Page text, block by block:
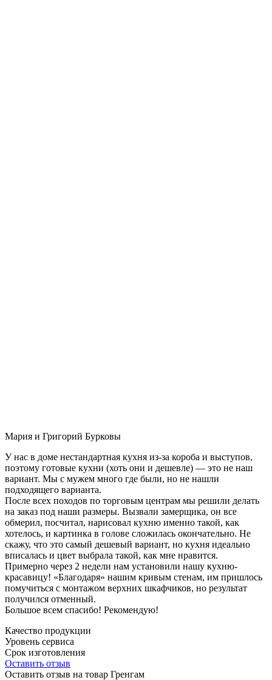
Мария и Григорий Бурковы
У нас в доме нестандартная кухня из-за короба и выступов,
поэтому готовые кухни (хоть они и дешевле) — это не наш
вариант. Мы с мужем много где были, но не нашли
подходящего варианта.
После всех походов по торговым центрам мы решили делать
на заказ под наши размеры. Вызвали замерщика, он все
обмерил, посчитал, нарисовал кухню именно такой, как
хотелось, и картинка в голове сложилась окончательно. Не
скажу, что это самый дешевый вариант, но кухня идеально
вписалась и цвет выбрала такой, как мне нравится.
Примерно через 2 недели нам установили нашу кухню-
красавицу! «Благодаря» нашим кривым стенам, им пришлось
помучиться с монтажом верхних шкафчиков, но результат
получился отменный.
Большое всем спасибо! Рекомендую!
Качество продукции
Уровень сервиса
Срок изготовления
Оставить отзыв
Оставить отзыв на товар Гренгам